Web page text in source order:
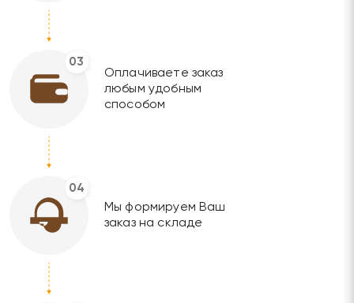
03
Оплачиваете заказ
любым удобным
способом
04
Мы формируем Ваш
заказ на складе